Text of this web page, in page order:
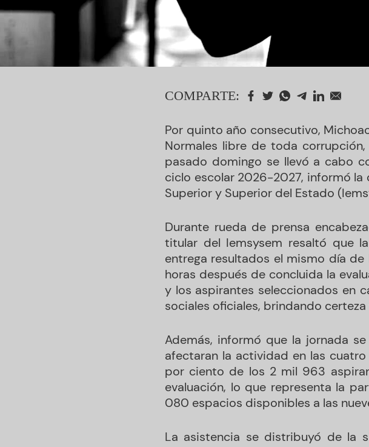
COMPARTE:
Por quinto año consecutivo,
Normales libre de toda
pasado domingo se llevó a cabo
ciclo escolar 2026-2027, informó
Superior y Superior del Estado
Durante rueda de prensa
titular del Iemsysem resaltó que
entrega resultados el mismo día
horas después de concluida la
y los aspirantes seleccionados en
sociales oficiales, brindando
Además, informó que la jornada
afectaran la actividad en las
por ciento de los 2 mil 963
evaluación, lo que representa la
080 espacios disponibles a las
La asistencia se distribuyó de la